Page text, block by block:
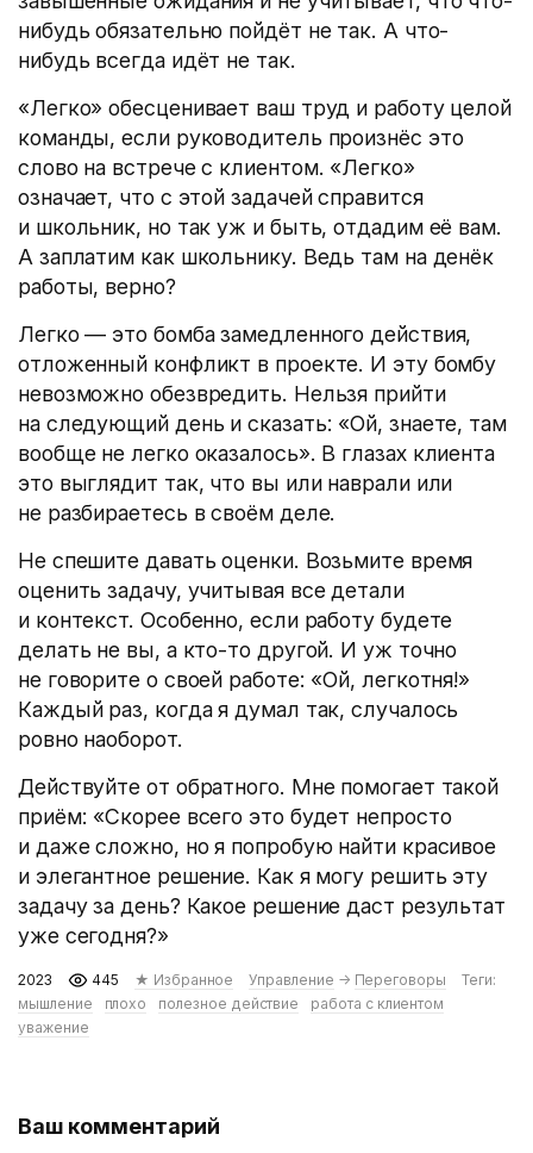
нибудь обязательно пойдёт не так. А что-
нибудь всегда идёт не так.
«Легко» обесценивает ваш труд и работу целой
команды, если руководитель произнёс это
слово на встрече с клиентом. «Легко»
означает, что с этой задачей справится
и школьник, но так уж и быть, отдадим её вам.
А заплатим как школьнику. Ведь там на денёк
работы, верно?
Легко — это бомба замедленного действия,
отложенный конфликт в проекте. И эту бомбу
невозможно обезвредить. Нельзя прийти
на следующий день и сказать: «Ой, знаете, там
вообще не легко оказалось». В глазах клиента
это выглядит так, что вы или наврали или
не разбираетесь в своём деле.
Не спешите давать оценки. Возьмите время
оценить задачу, учитывая все детали
и контекст. Особенно, если работу будете
делать не вы, а кто-то другой. И уж точно
не говорите о своей работе: «Ой, легкотня!»
Каждый раз, когда я думал так, случалось
ровно наоборот.
Действуйте от обратного. Мне помогает такой
приём: «Скорее всего это будет непросто
и даже сложно, но я попробую найти красивое
и элегантное решение. Как я могу решить эту
задачу за день? Какое решение даст результат
уже сегодня?»
2023 445 ★ Избранное Управление → Переговоры
Теги:
мышление
плохо полезное действие
работа с клиентом
уважение
Ваш комментарий